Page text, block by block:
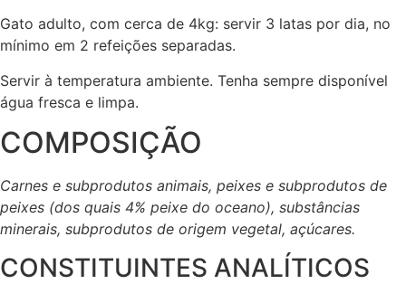
Gato adulto, com cerca de 4kg: servir 3 latas por dia, no
mínimo em 2 refeições separadas.
Servir à temperatura ambiente. Tenha sempre disponível
água fresca e limpa.
COMPOSIÇÃO
Carnes e subprodutos animais, peixes e subprodutos de
peixes (dos quais 4% peixe do oceano), substâncias
minerais, subprodutos de origem vegetal, açúcares.
CONSTITUINTES ANALÍTICOS